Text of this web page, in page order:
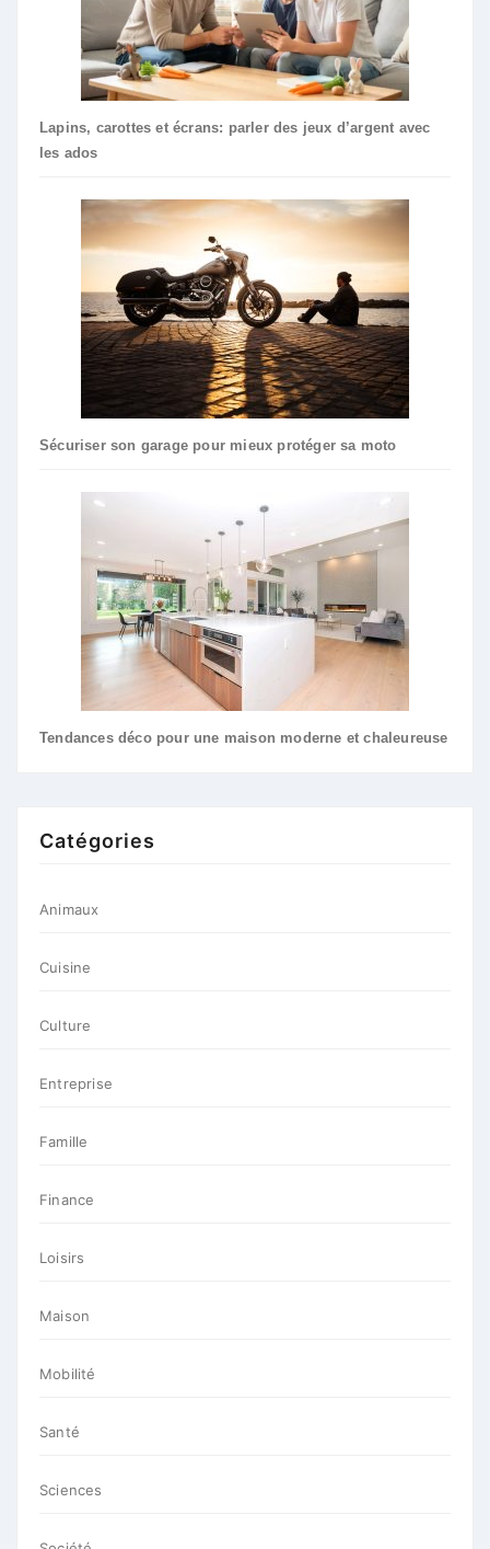
Lapins, carottes et écrans: parler des jeux d’argent avec
les ados
Sécuriser son garage pour mieux protéger sa moto
Tendances déco pour une maison moderne et chaleureuse
Catégories
Animaux
Cuisine
Culture
Entreprise
Famille
Finance
Loisirs
Maison
Mobilité
Santé
Sciences